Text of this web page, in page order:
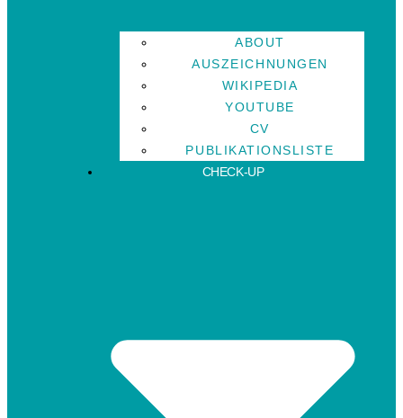
ABOUT
AUSZEICHNUNGEN
WIKIPEDIA
YOUTUBE
CV
PUBLIKATIONSLISTE
CHECK-UP